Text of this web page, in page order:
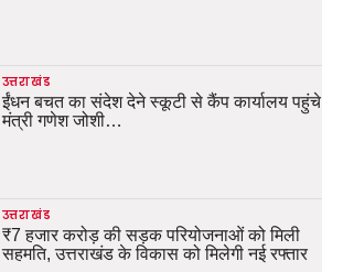
उत्तराखंड
ईंधन बचत का संदेश देने स्कूटी से कैंप कार्यालय पहुंचे
मंत्री गणेश जोशी…
उत्तराखंड
₹7 हजार करोड़ की सड़क परियोजनाओं को मिली
सहमति, उत्तराखंड के विकास को मिलेगी नई रफ्तार